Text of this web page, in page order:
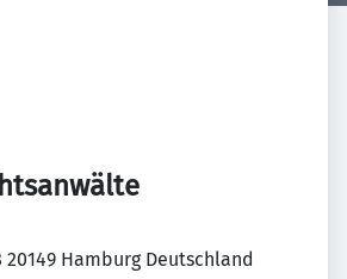
20149 Hamburg Deutschland